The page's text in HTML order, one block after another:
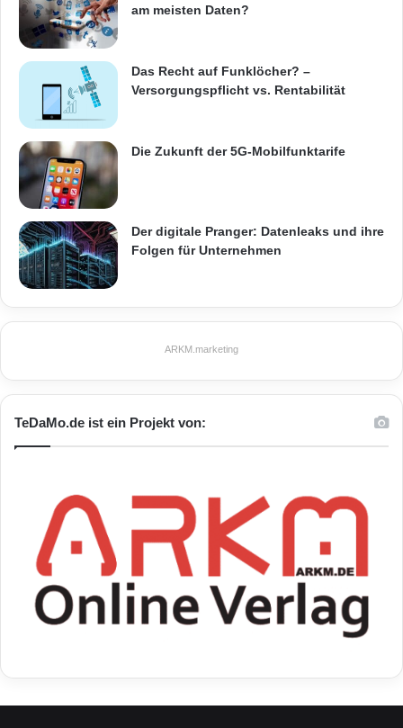
am meisten Daten?
Das Recht auf Funklöcher? –
Versorgungspflicht vs. Rentabilität
Die Zukunft der 5G-Mobilfunktarife
Der digitale Pranger: Datenleaks und ihre
Folgen für Unternehmen
ARKM.marketing
TeDaMo.de ist ein Projekt von: